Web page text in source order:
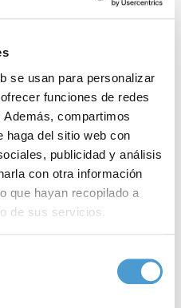
se usan para personalizar
funciones de redes
compartimos
haga del sitio web con
publicidad y análisis
con otra información
que hayan recopilado a
de sus servicios.
y que queremos dar a
al que se aprobó en 2015 con
que en este caso ampliado a
explica el presidente de la
esta sociedad científica, en el
de más de 60
(investigación,